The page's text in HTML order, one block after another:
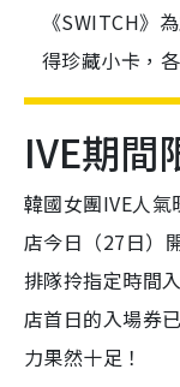
《SWITCH》
得珍藏小卡，
IVE期間
韓國女團IVE人
店今日（27日）
排隊拎指定時間
店首日的入場券
力果然十足！